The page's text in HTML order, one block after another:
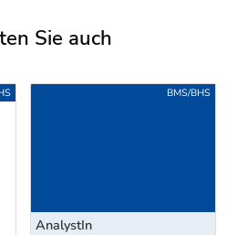
Sie auch
AnalystIn
BMS/BHS